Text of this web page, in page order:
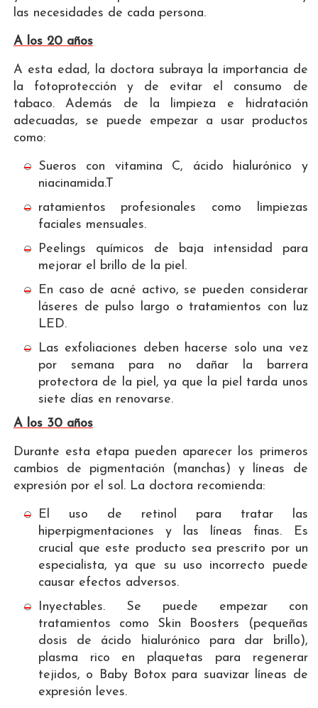
las necesidades de cada persona.
A los 20 años
A esta edad, la doctora subraya la importancia de
la fotoprotección y de evitar el consumo de
tabaco. Además de la limpieza e hidratación
adecuadas, se puede empezar a usar productos
como:
Sueros con vitamina C, ácido hialurónico y
niacinamida.T
ratamientos profesionales como limpiezas
faciales mensuales.
Peelings químicos de baja intensidad para
mejorar el brillo de la piel.
En caso de acné activo, se pueden considerar
láseres de pulso largo o tratamientos con luz
LED.
Las exfoliaciones deben hacerse solo una vez
por semana para no dañar la barrera
protectora de la piel, ya que la piel tarda unos
siete días en renovarse.
A los 30 años
Durante esta etapa pueden aparecer los primeros
cambios de pigmentación (manchas) y líneas de
expresión por el sol. La doctora recomienda:
El uso de retinol para tratar las
hiperpigmentaciones y las líneas finas. Es
crucial que este producto sea prescrito por un
especialista, ya que su uso incorrecto puede
causar efectos adversos.
Inyectables. Se puede empezar con
tratamientos como Skin Boosters (pequeñas
dosis de ácido hialurónico para dar brillo),
plasma rico en plaquetas para regenerar
tejidos, o Baby Botox para suavizar líneas de
expresión leves.